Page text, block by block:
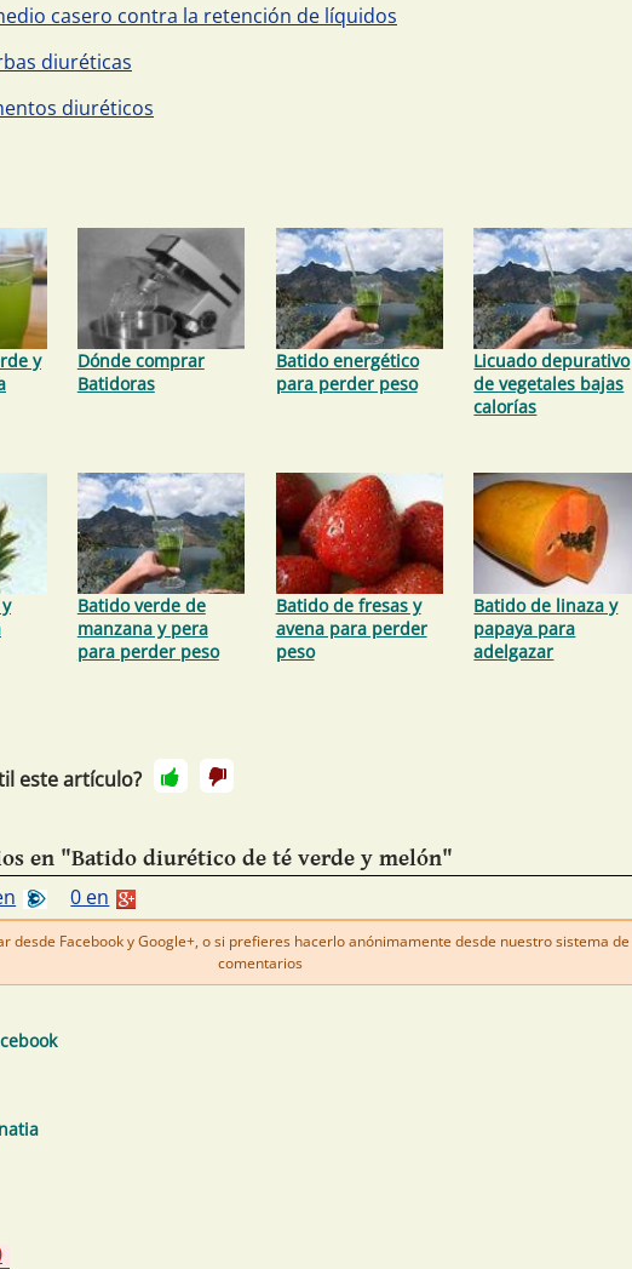
casero contra la retención de líquidos
diuréticas
diuréticos
y
Dónde comprar
Batidoras
Batido energético
para perder peso
Licuado depurativo
de vegetales bajas
calorías
Batido verde de
manzana y pera
para perder peso
Batido de fresas y
avena para perder
peso
Batido de linaza y
papaya para
adelgazar
este artículo?
en "Batido diurético de té verde y melón"
0 en
desde Facebook y Google+, o si prefieres hacerlo anónimamente desde nuestro sistema de
comentarios